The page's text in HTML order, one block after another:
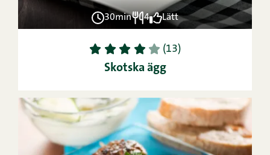
30min 4 Lätt
1 2 3 4 5 (13)
Skotska ägg